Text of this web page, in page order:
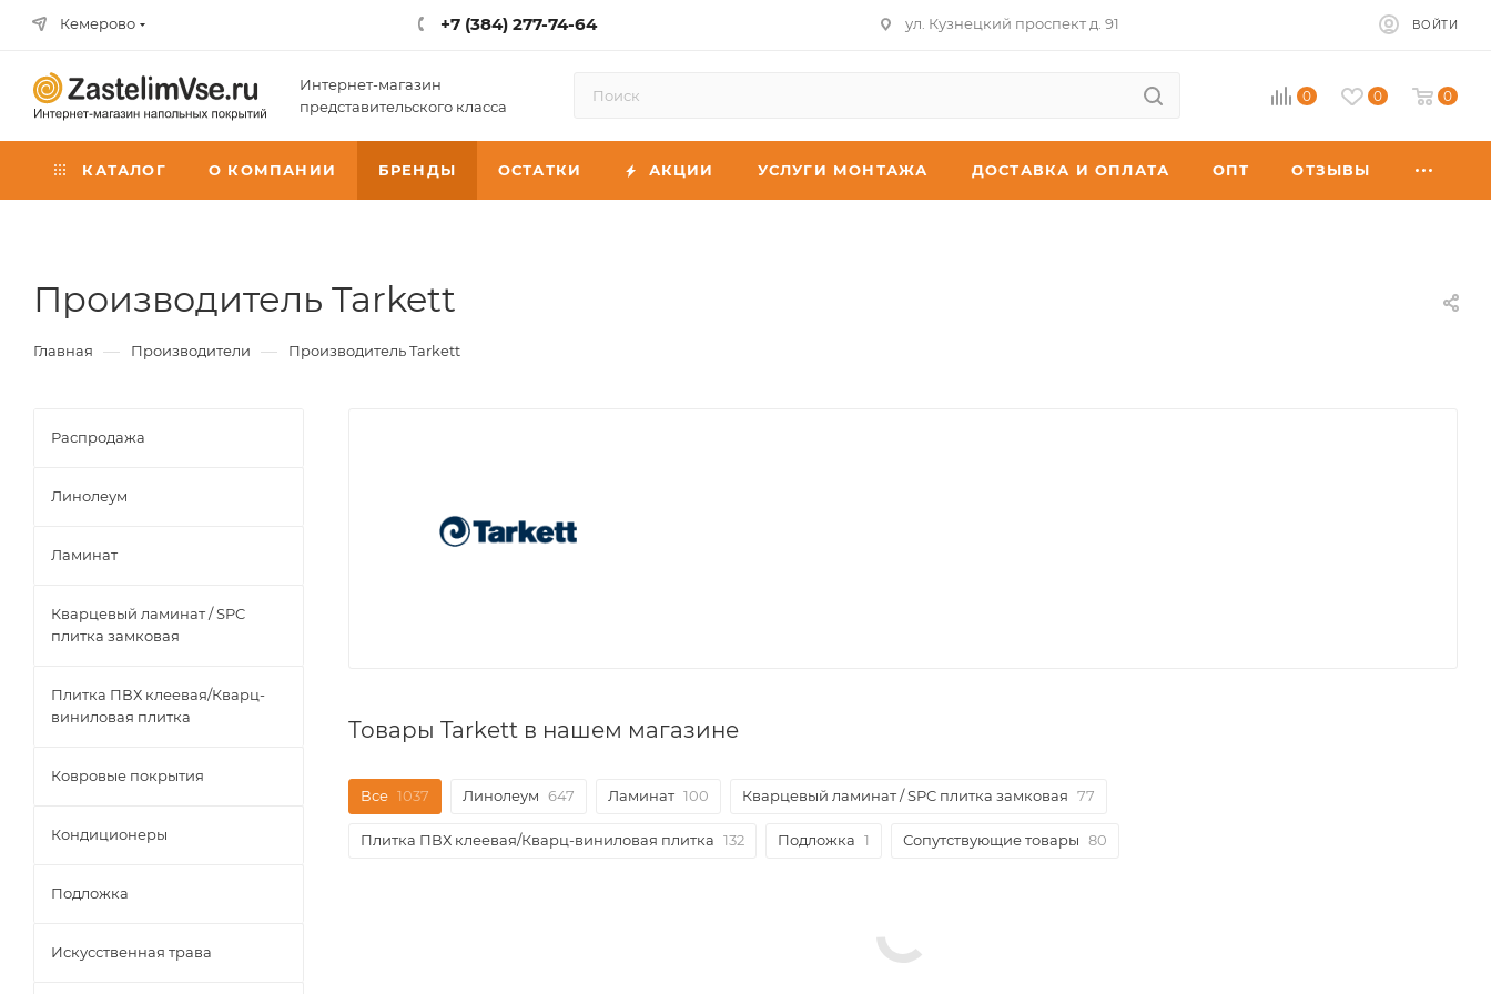
Кемерово +7 (384) 277-74-64 ул. Кузнецкий проспект д. 91 ВОЙТИ
Интернет-магазин
представительского класса
0 0 0
КАТАЛОГ О КОМПАНИИ БРЕНДЫ ОСТАТКИ АКЦИИ УСЛУГИ МОНТАЖА ДОСТАВКА И ОПЛАТА ОПТ ОТЗЫВЫ
Производитель Tarkett
Главная — Производители — Производитель Tarkett
Товары Tarkett в нашем магазине
Все 1037 Линолеум 647 Ламинат 100 Кварцевый ламинат / SPC плитка замковая 77
Плитка ПВХ клеевая/Кварц-виниловая плитка 132 Подложка 1 Сопутствующие товары 80
Распродажа
Линолеум
Ламинат
Кварцевый ламинат / SPC
плитка замковая
Плитка ПВХ клеевая/Кварц-
виниловая плитка
Ковровые покрытия
Кондиционеры
Подложка
Искусственная трава